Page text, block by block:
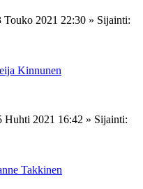
Touko 2021 22:30 » Sijainti:
Kinnunen
Huhti 2021 16:42 » Sijainti:
Takkinen